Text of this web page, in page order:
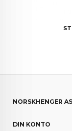
NORSKHENGER AS
DIN KONTO